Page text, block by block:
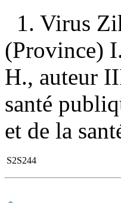
1. Virus
(Province)
H., auteur
santé
et de la
S2S244